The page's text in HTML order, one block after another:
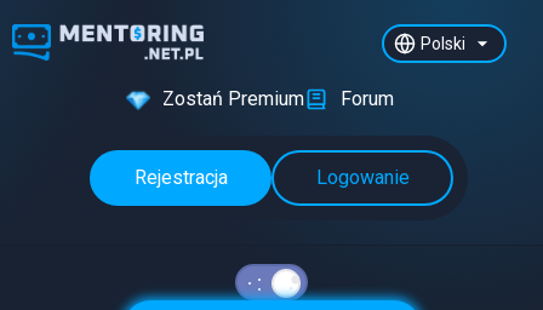
Polski
Zostań Premium Forum
Rejestracja Logowanie